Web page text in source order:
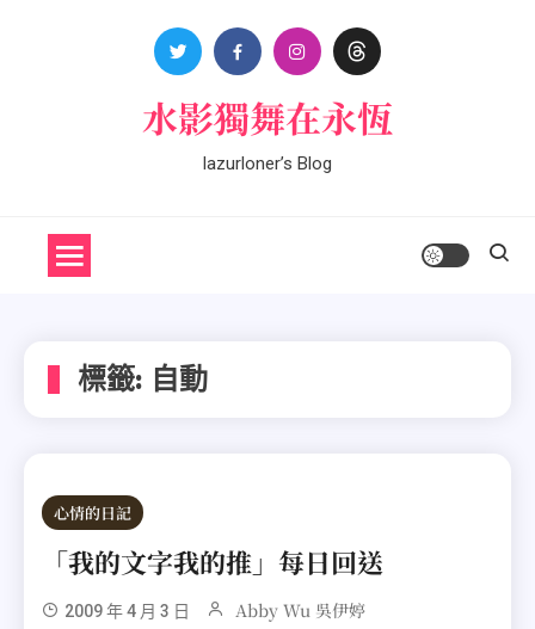
水影獨舞在永恆
lazurloner’s Blog
標籤: 自動
心情的日記
「我的文字我的推」每日回送
2009 年 4 月 3 日 Abby Wu 吳伊婷